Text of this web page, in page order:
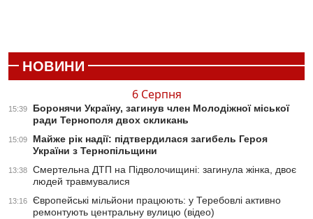
НОВИНИ
6 Серпня
15:39
Боронячи Україну, загинув член Молодіжної міської
ради Тернополя двох скликань
15:09
Майже рік надії: підтвердилася загибель Героя
України з Тернопільщини
13:38
Смертельна ДТП на Підволочищині: загинула жінка, двоє
людей травмувалися
13:16
Європейські мільйони працюють: у Теребовлі активно
ремонтують центральну вулицю (відео)